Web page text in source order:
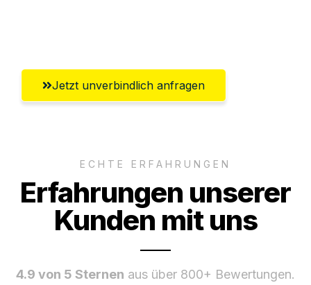
Jetzt unverbindlich anfragen
ECHTE ERFAHRUNGEN
Erfahrungen unserer
Kunden mit uns
4.9 von 5 Sternen aus über 800+ Bewertungen.